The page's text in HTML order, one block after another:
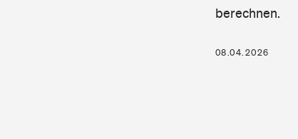
berechnen.
08.04.2026